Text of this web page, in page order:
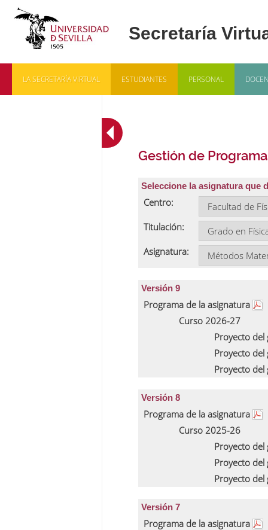
LA SECRETARÍA VIRTUAL ESTUDIANTES PERSONAL
Gestión de
Seleccione la asignatura que
Centro:
Titulación:
Asignatura:
Versión 9
Programa de la asignatura
Curso 2026-27
Proyecto
Proyecto
Proyecto
Versión 8
Programa de la asignatura
Curso 2025-26
Proyecto
Proyecto
Proyecto
Versión 7
Programa de la asignatura